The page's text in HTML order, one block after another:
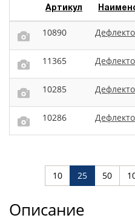
Артикул
10890
11365
10285
10286
10 25 50
Описание